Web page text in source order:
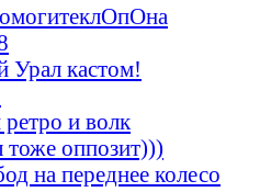
Урал кастом!
и волк
тоже оппозит)))
на переднее колесо